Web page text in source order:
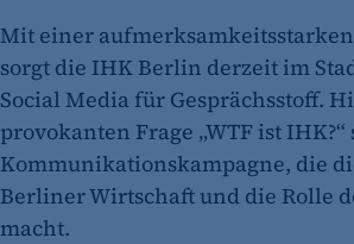
Mit einer
sorgt die IHK Berlin derzeit im
Social Media für Gesprächsstoff.
provokanten Frage „WTF ist
Kommunikationskampagne, die
Berliner Wirtschaft und die Rolle
macht.